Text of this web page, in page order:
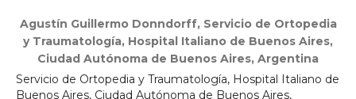
Agustín Guillermo Donndorff, Servicio de Ortopedia
y Traumatología, Hospital Italiano de Buenos Aires,
Ciudad Autónoma de Buenos Aires, Argentina
Servicio de Ortopedia y Traumatología, Hospital Italiano de
Buenos Aires, Ciudad Autónoma de Buenos Aires,